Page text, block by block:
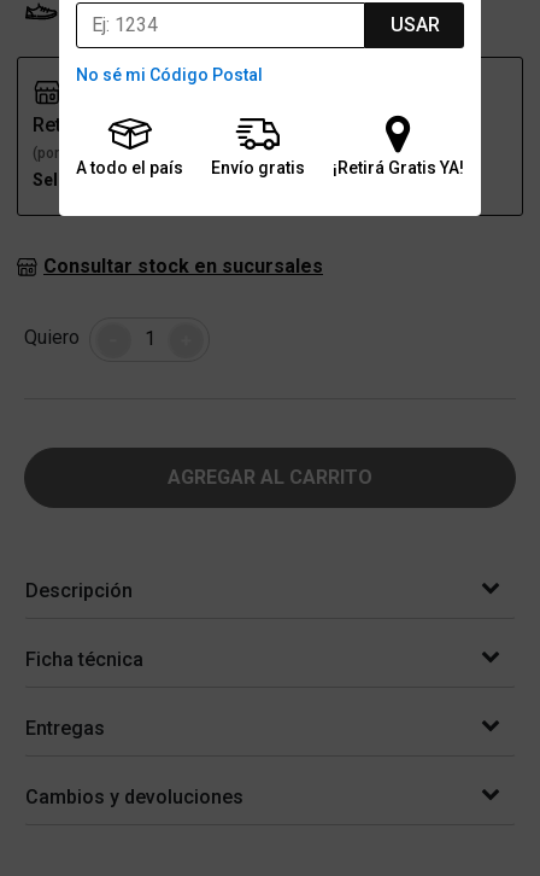
USAR
No sé mi Código Postal
A todo el país Envío gratis ¡Retirá Gratis YA!
Probador Virtual
Retiro
(por una sucursal)
Seleccioná talle Seleccioná talle
Consultar stock en sucursales
Quiero Cantidad
AGREGAR AL CARRITO
Descripción
Ficha técnica
Entregas
Cambios y devoluciones